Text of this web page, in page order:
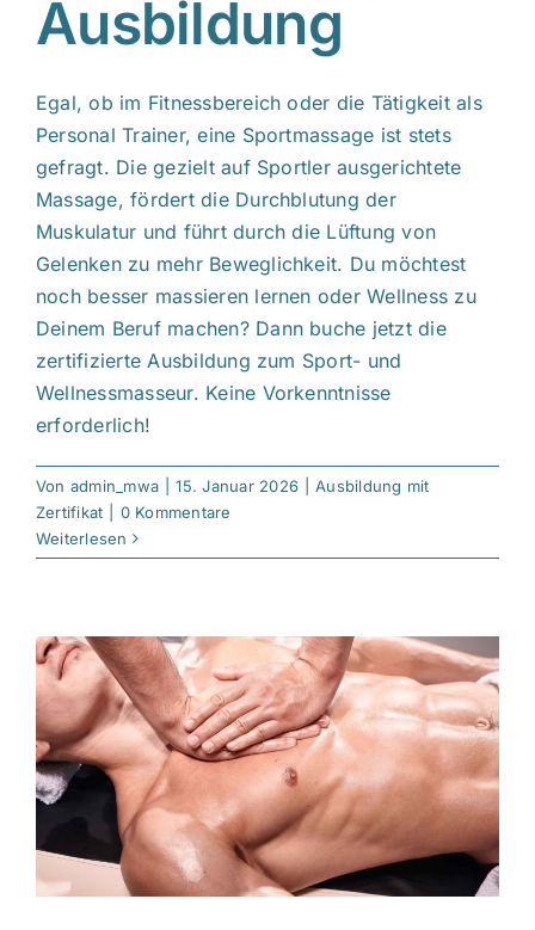
Ausbildung
Egal, ob im Fitnessbereich oder die Tätigkeit als
Personal Trainer, eine Sportmassage ist stets
gefragt. Die gezielt auf Sportler ausgerichtete
Massage, fördert die Durchblutung der
Muskulatur und führt durch die Lüftung von
Gelenken zu mehr Beweglichkeit. Du möchtest
noch besser massieren lernen oder Wellness zu
Deinem Beruf machen? Dann buche jetzt die
zertifizierte Ausbildung zum Sport- und
Wellnessmasseur. Keine Vorkenntnisse
erforderlich!
Von admin_mwa 15. Januar 2026
Ausbildung mit
Zertifikat
0 Kommentare
Weiterlesen